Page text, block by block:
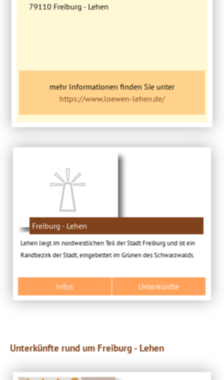
79110 Freiburg - Lehen
mehr Informationen finden Sie unter
https://www.loewen-lehen.de/
Freiburg - Lehen
Lehen liegt im nordwestlichen Teil der Stadt Freiburg und ist ein
Randbezirk der Stadt, eingebettet im Grünen des Schwarzwalds.
Infos Unterkünfte
Unterkünfte rund um Freiburg - Lehen